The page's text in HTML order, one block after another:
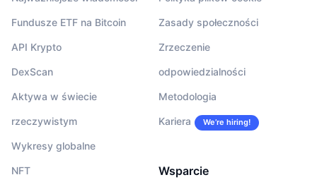
Fundusze ETF na Bitcoin
API Krypto
DexScan
Aktywa w świecie
rzeczywistym
Wykresy globalne
NFT
Zasady społeczności
Zrzeczenie
odpowiedzialności
Metodologia
Kariera We’re hiring!
Wsparcie